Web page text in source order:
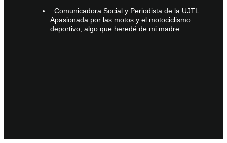
Comunicadora Social y Periodista de la UJTL.
Apasionada por las motos y el motociclismo
deportivo, algo que heredé de mi madre.